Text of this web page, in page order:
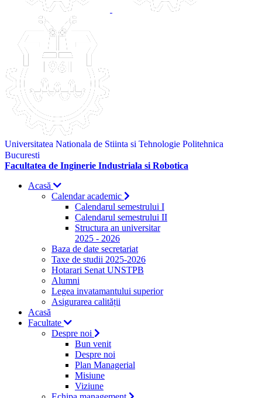
Universitatea Nationala de Stiinta si Tehnologie Politehnica
Bucuresti
Facultatea de Inginerie Industriala si Robotica
Acasă
Calendar academic
Calendarul semestrului I
Calendarul semestrului II
Structura an universitar
2025 - 2026
Baza de date secretariat
Taxe de studii 2025-2026
Hotarari Senat UNSTPB
Alumni
Legea invatamantului superior
Asigurarea calității
Acasă
Facultate
Despre noi
Bun venit
Despre noi
Plan Managerial
Misiune
Viziune